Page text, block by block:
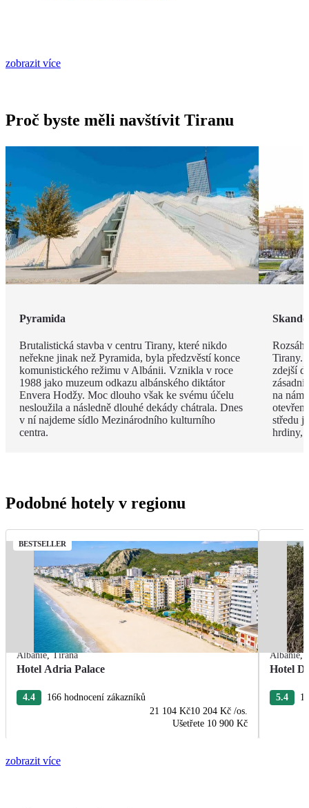
zobrazit více
Proč byste měli navštívit Tiranu
Pyramida
Brutalistická stavba v centru Tirany, které nikdo
neřekne jinak než Pyramida, byla předzvěstí konce
komunistického režimu v Albánii. Vznikla v roce
1988 jako muzeum odkazu albánského diktátor
Envera Hodžy. Moc dlouho však ke svému účelu
nesloužila a následně dlouhé dekády chátrala. Dnes
v ní najdeme sídlo Mezinárodního kulturního
centra.
Tirany.
zdejší
na
středu
hrdiny,
Podobné hotely v regionu
BESTSELLER
Albánie,Tirana
Hotel Adria Palace
4.4
166 hodnocení zákazníků
21 104 Kč10 204 Kč /os.
Ušetřete 10 900 Kč
Albánie,
Hotel
5.4
zobrazit více